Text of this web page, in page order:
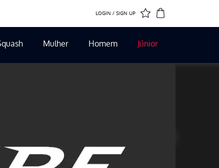
LOGIN / SIGN UP
Mulher Homem Júnior